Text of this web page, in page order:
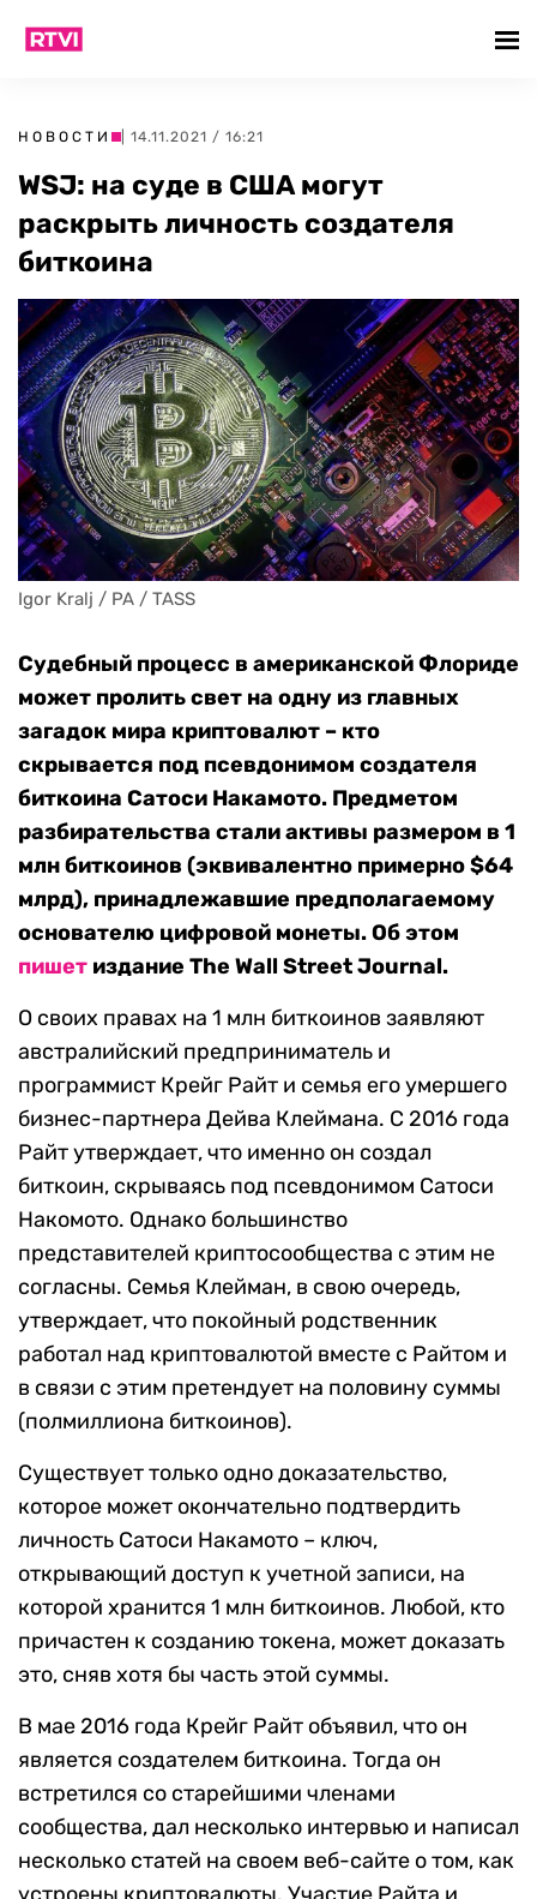
НОВОСТИ | 14.11.2021 / 16:21
WSJ: на суде в США могут
раскрыть личность создателя
биткоина
Igor Kralj / PA / TASS
Судебный процесс в американской Флориде
может пролить свет на одну из главных
загадок мира криптовалют – кто
скрывается под псевдонимом создателя
биткоина Сатоси Накамото. Предметом
разбирательства стали активы размером в 1
млн биткоинов (эквивалентно примерно $64
млрд), принадлежавшие предполагаемому
основателю цифровой монеты. Об этом
пишет издание The Wall Street Journal.
О своих правах на 1 млн биткоинов заявляют
австралийский предприниматель и
программист Крейг Райт и семья его умершего
бизнес-партнера Дейва Клеймана. С 2016 года
Райт утверждает, что именно он создал
биткоин, скрываясь под псевдонимом Сатоси
Накомото. Однако большинство
представителей криптосообщества с этим не
согласны. Семья Клейман, в свою очередь,
утверждает, что покойный родственник
работал над криптовалютой вместе с Райтом и
в связи с этим претендует на половину суммы
(полмиллиона биткоинов).
Существует только одно доказательство,
которое может окончательно подтвердить
личность Сатоси Накамото – ключ,
открывающий доступ к учетной записи, на
которой хранится 1 млн биткоинов. Любой, кто
причастен к созданию токена, может доказать
это, сняв хотя бы часть этой суммы.
В мае 2016 года Крейг Райт объявил, что он
является создателем биткоина. Тогда он
встретился со старейшими членами
сообщества, дал несколько интервью и написал
несколько статей на своем веб-сайте о том, как